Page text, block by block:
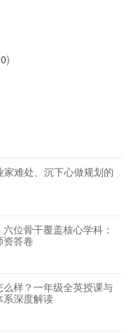
0)
难处、沉下心做规划的
位骨干覆盖核心学科：
资答卷
样？一年级全英授课与
系深度解读